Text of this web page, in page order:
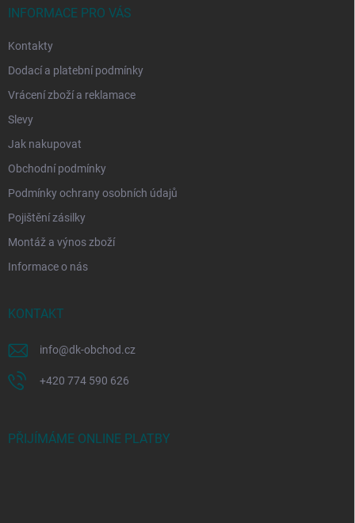
INFORMACE PRO VÁS
Kontakty
Dodací a platební podmínky
Vrácení zboží a reklamace
Slevy
Jak nakupovat
Obchodní podmínky
Podmínky ochrany osobních údajů
Pojištění zásilky
Montáž a výnos zboží
Informace o nás
KONTAKT
info@dk-obchod.cz
+420 774 590 626
PŘIJÍMÁME ONLINE PLATBY